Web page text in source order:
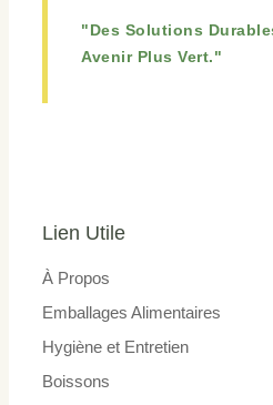
"Des Solutions
Avenir Plus Vert."
Lien Utile
À Propos
Emballages Alimentaires
Hygiène et Entretien
Boissons